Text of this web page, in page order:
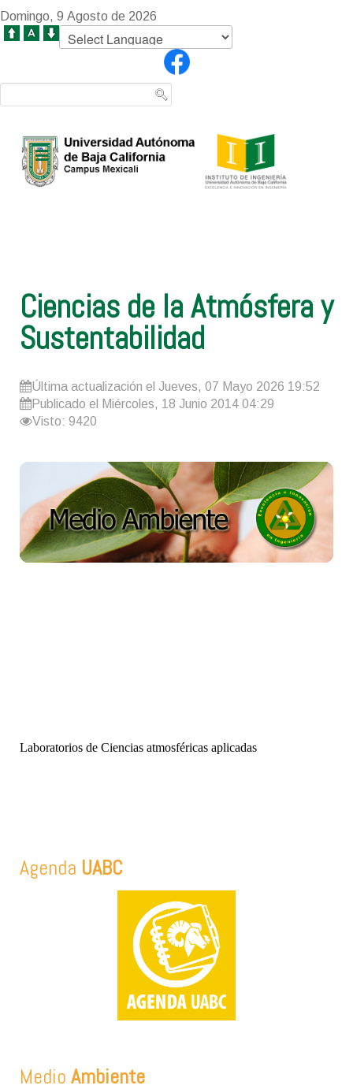
Domingo, 9 Agosto de 2026
Ciencias de la Atmósfera y
Sustentabilidad
Última actualización el Jueves, 07 Mayo 2026 19:52
Publicado el Miércoles, 18 Junio 2014 04:29
Visto: 9420
Laboratorios de Ciencias atmosféricas aplicadas
Agenda UABC
Medio Ambiente